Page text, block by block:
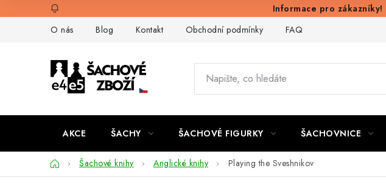
na
O nás
Blog Kontakt Obchodní podmínky FAQ
AKCE ŠACHY ŠACHOVÉ FIGURKY ŠACHOVNICE
DomůŠachové knihy Anglické knihy Playing the Sveshnikov